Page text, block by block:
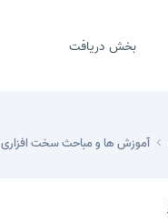
بخش دریافت
آموزش ها و مباحث سخت افزاری